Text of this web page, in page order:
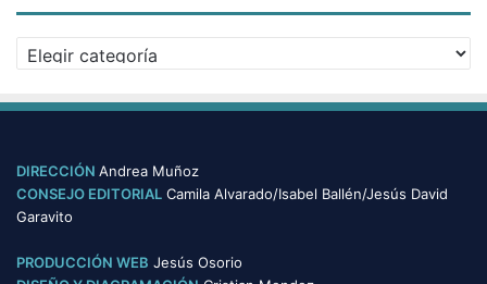
Categorías
DIRECCIÓN Andrea Muñoz
CONSEJO EDITORIAL Camila Alvarado/Isabel Ballén/Jesús David
Garavito
PRODUCCIÓN WEB Jesús Osorio